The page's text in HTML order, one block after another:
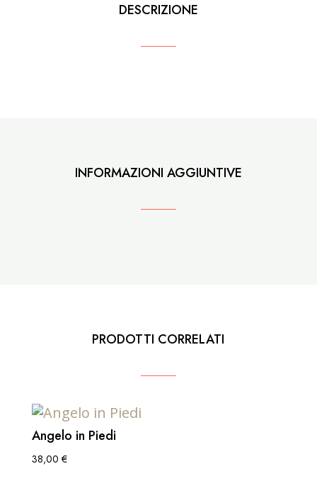
DESCRIZIONE
INFORMAZIONI AGGIUNTIVE
PRODOTTI CORRELATI
Angelo in Piedi
38,00 €